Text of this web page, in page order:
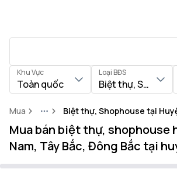
Khu Vực
Toàn quốc
Loại BĐS
Biệt thự,
Mua MoreBiệt thự, Shophouse tại
Mua bán biệt thự, shophouse
Nam, Tây Bắc, Đông Bắc tại